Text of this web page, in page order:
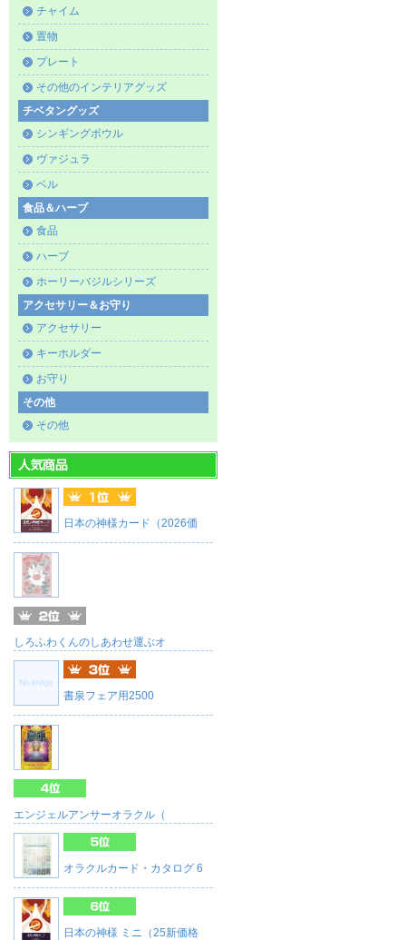
チャイム
置物
プレート
その他のインテリアグッズ
チベタングッズ
シンギングボウル
ヴァジュラ
ベル
食品＆ハーブ
食品
ハーブ
ホーリーバジルシリーズ
アクセサリー＆お守り
アクセサリー
キーホルダー
お守り
その他
その他
日本の神様カード（2026価
しろふわくんのしあわせ運ぶオ
書泉フェア用2500
エンジェルアンサーオラクル（
オラクルカード・カタログ 6
日本の神様 ミニ（25新価格